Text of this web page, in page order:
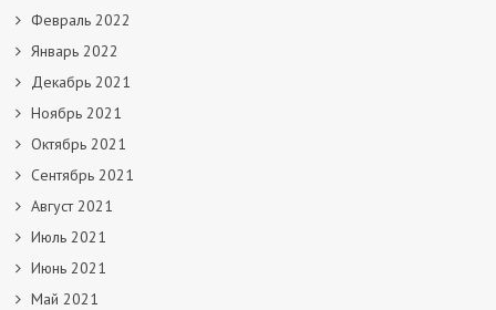
Февраль 2022
Январь 2022
Декабрь 2021
Ноябрь 2021
Октябрь 2021
Сентябрь 2021
Август 2021
Июль 2021
Июнь 2021
Май 2021